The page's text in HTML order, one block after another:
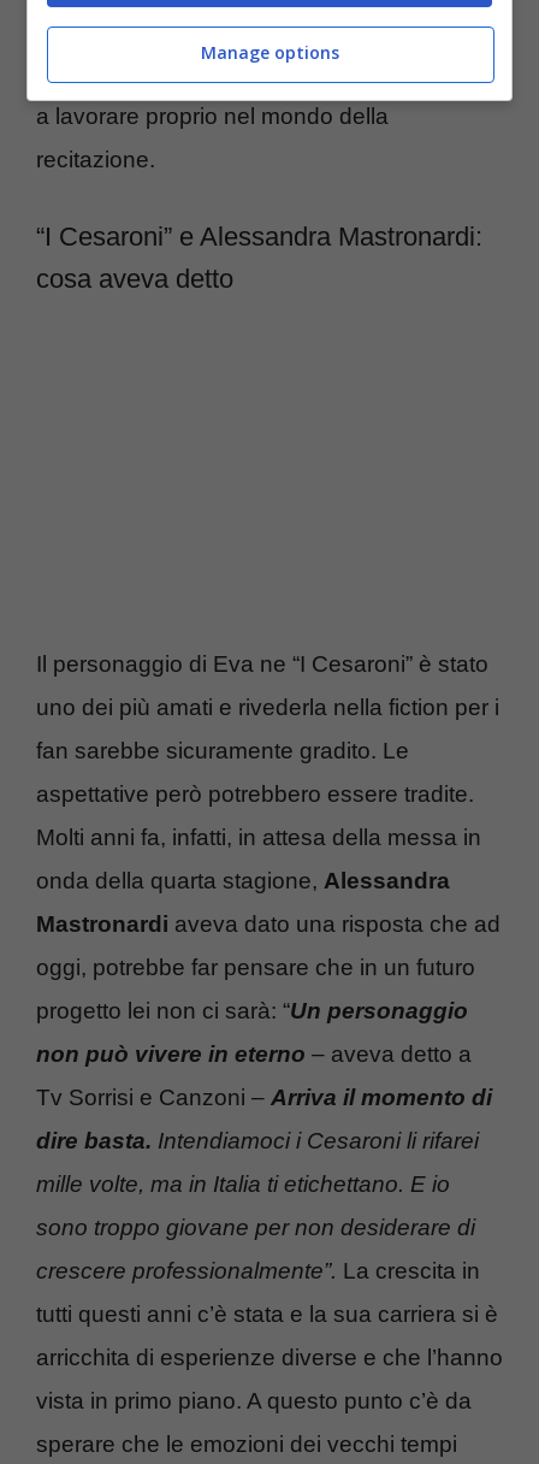
una nota influencer, ed Eva, interpretata da
Alessandra Mastronardi
? Lei ha continuato
a lavorare proprio nel mondo della
recitazione.
“I Cesaroni” e Alessandra Mastronardi:
cosa aveva detto
Il personaggio di Eva ne “I Cesaroni” è stato
uno dei più amati e rivederla nella fiction per i
fan sarebbe sicuramente gradito. Le
aspettative però potrebbero essere tradite.
Molti anni fa, infatti, in attesa della messa in
onda della quarta stagione, Alessandra
Mastronardi aveva dato una risposta che ad
oggi, potrebbe far pensare che in un futuro
progetto lei non ci sarà: “Un personaggio
non può vivere in eterno – aveva detto a
Tv Sorrisi e Canzoni – Arriva il momento di
dire basta. Intendiamoci i Cesaroni li rifarei
mille volte, ma in Italia ti etichettano. E io
sono troppo giovane per non desiderare di
crescere professionalmente”. La crescita in
tutti questi anni c’è stata e la sua carriera si è
arricchita di esperienze diverse e che l’hanno
vista in primo piano. A questo punto c’è da
sperare che le emozioni dei vecchi tempi
Manage options